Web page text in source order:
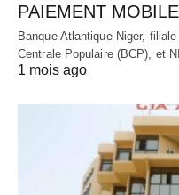
PAIEMENT MOBILE
Banque Atlantique Niger,
Centrale Populaire (BCP), et
1 mois ago